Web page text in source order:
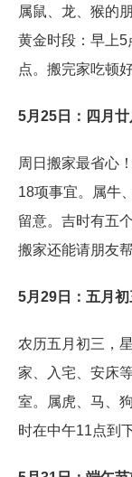
属鼠、龙、猴的
黄金时段：早上
点。搬完家吃顿
5月25日：四月
周日搬家最省心
18项事宜。属牛
留意。吉时有五
搬家还能请朋友
5月29日：五月初
农历五月初三，
家、入宅、安床
室。属虎、马、
时在中午11点到